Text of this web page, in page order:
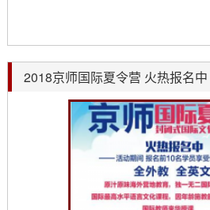
读相结合的全日制现代化优质学校。
学，初中部正在筹建中。学校校长由京
2018京师国际夏令营 火热报名中